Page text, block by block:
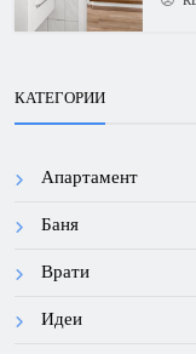
КАТЕГОРИИ
Апартамент
Баня
Врати
Идеи